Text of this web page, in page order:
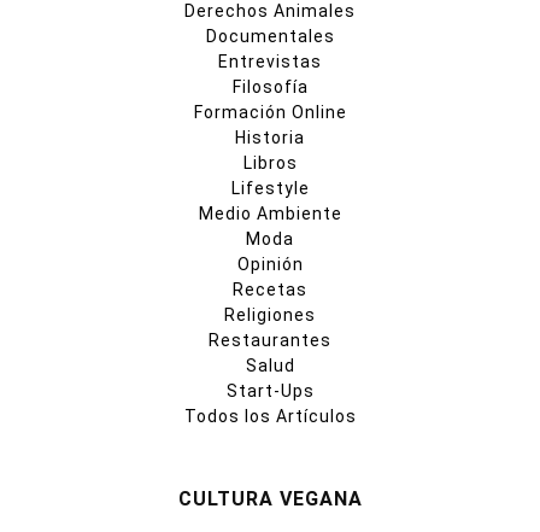
Derechos Animales
Documentales
Entrevistas
Filosofía
Formación Online
Historia
Libros
Lifestyle
Medio Ambiente
Moda
Opinión
Recetas
Religiones
Restaurantes
Salud
Start-Ups
Todos los Artículos
CULTURA VEGANA